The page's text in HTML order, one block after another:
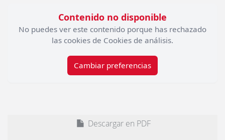
Contenido no disponible
No puedes ver este contenido porque has rechazado
las cookies de Cookies de análisis.
Cambiar preferencias
Descargar en PDF